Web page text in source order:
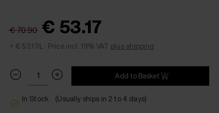
€ 70.90 € 53.17
= € 53.17/L · Price incl. 19% VAT plus shipping
Add to Basket
In Stock. (Usually ships in 2 to 4 days)